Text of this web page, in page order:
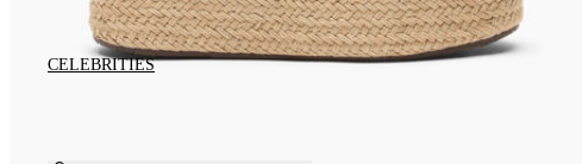
CELEBRITIES